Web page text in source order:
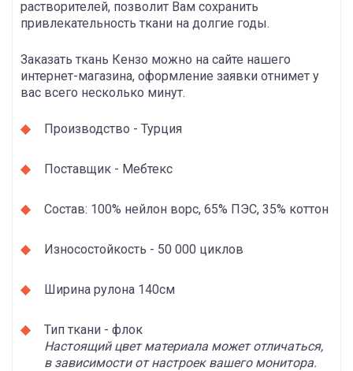
растворителей, позволит Вам сохранить
привлекательность ткани на долгие годы.
Заказать ткань Кензо можно на сайте нашего
интернет-магазина, оформление заявки отнимет у
вас всего несколько минут.
Производство - Турция
Поставщик - Мебтекс
Состав: 100% нейлон ворс, 65% ПЭС, 35% коттон
Износостойкость - 50 000 циклов
Ширина рулона 140см
Тип ткани - флок
Настоящий цвет материала может отличаться,
в зависимости от настроек вашего монитора.